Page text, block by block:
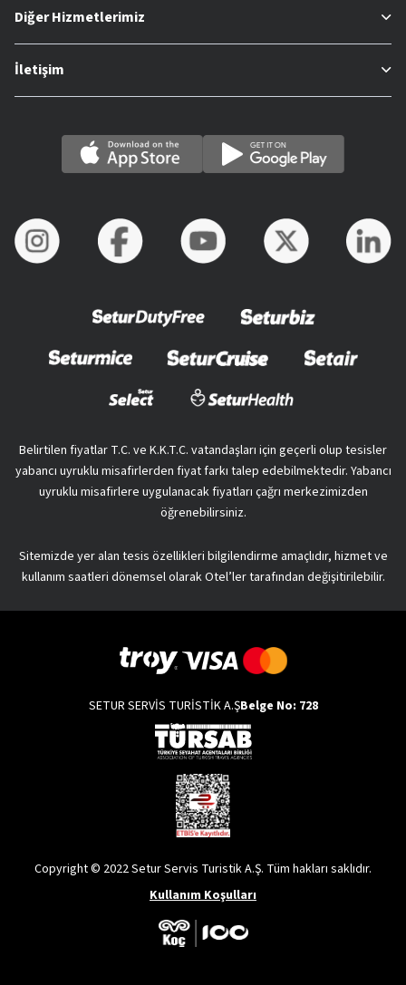
Diğer Hizmetlerimiz
İletişim
Belirtilen fiyatlar T.C. ve K.K.T.C. vatandaşları için geçerli olup tesisler
yabancı uyruklu misafirlerden fiyat farkı talep edebilmektedir. Yabancı
uyruklu misafirlere uygulanacak fiyatları çağrı merkezimizden
öğrenebilirsiniz.
Sitemizde yer alan tesis özellikleri bilgilendirme amaçlıdır, hizmet ve
kullanım saatleri dönemsel olarak Otel’ler tarafından değişitirilebilir.
SETUR SERVİS TURİSTİK A.ŞBelge No: 728
Copyright © 2022 Setur Servis Turistik A.Ş. Tüm hakları saklıdır.
Kullanım Koşulları